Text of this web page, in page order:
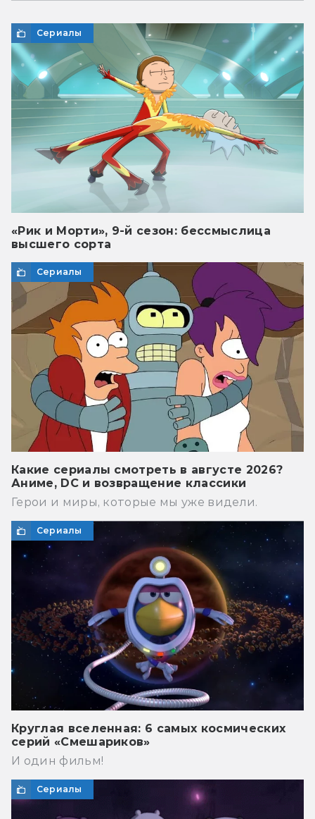
Сериалы
«Рик и Морти», 9-й сезон: бессмыслица
высшего сорта
Сериалы
Какие сериалы смотреть в августе 2026?
Аниме, DC и возвращение классики
Герои и миры, которые мы уже видели.
Сериалы
Круглая вселенная: 6 самых космических
серий «Смешариков»
И один фильм!
Сериалы